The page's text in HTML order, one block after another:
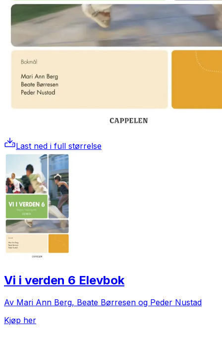
Last ned i full størrelse
Vi i verden 6 Elevbok
Av Mari Ann Berg, Beate Børresen og Peder Nustad
Kjøp her